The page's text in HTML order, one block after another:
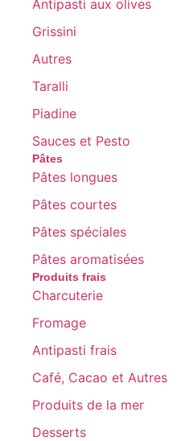
Antipasti aux olives
Grissini
Autres
Taralli
Piadine
Sauces et Pesto
Pâtes
Pâtes longues
Pâtes courtes
Pâtes spéciales
Pâtes aromatisées
Produits frais
Charcuterie
Fromage
Antipasti frais
Café, Cacao et Autres
Produits de la mer
Desserts